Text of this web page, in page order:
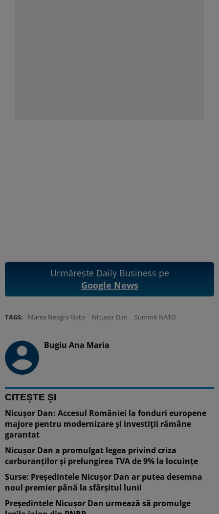
Urmărește Daily Business pe
Google News
TAGS: Marea Neagra Nato Nicușor Dan Summit NATO
Bugiu ⁠Ana Maria
CITEȘTE ȘI
Nicușor Dan: Accesul României la fonduri europene
majore pentru modernizare și investiții rămâne
garantat
Nicușor Dan a promulgat legea privind criza
carburanților și prelungirea TVA de 9% la locuințe
Surse: Președintele Nicușor Dan ar putea desemna
noul premier până la sfârșitul lunii
Președintele Nicușor Dan urmează să promulge